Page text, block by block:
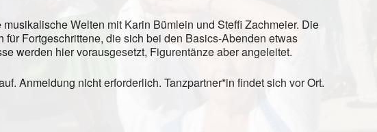
Welten mit Karin Bümlein und Steffi Zachmeier. Die
Fortgeschrittene, die sich bei den Basics-Abenden etwas
werden hier vorausgesetzt, Figurentänze aber angeleitet.
Anmeldung nicht erforderlich. Tanzpartner*in findet sich vor Ort.